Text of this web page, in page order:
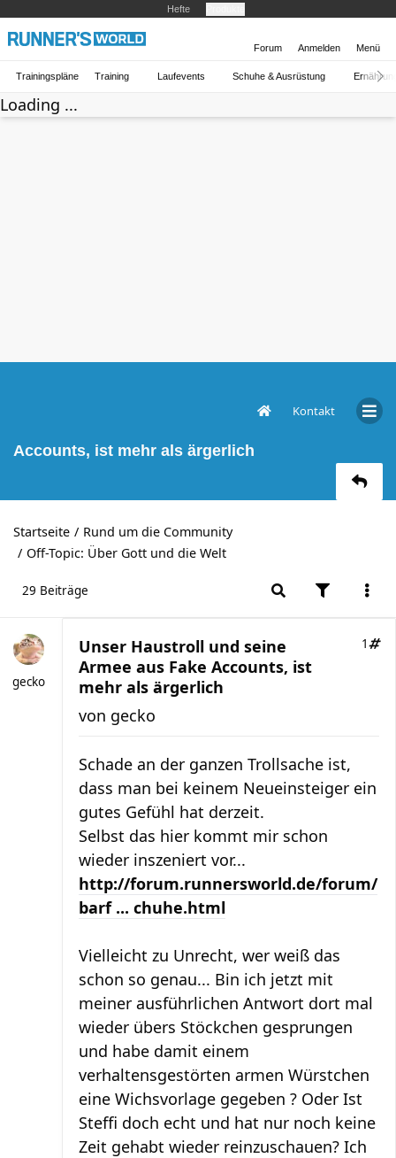
Hefte
Forum Anmelden Menü
Trainingspläne Training Laufevents Schuhe & Ausrüstung
Loading ...
Kontakt
Accounts, ist mehr als ärgerlich
Startseite
Rund um die Community
Off-Topic: Über Gott und die Welt
29 Beiträge
gecko
Unser Haustroll und seine
Armee aus Fake Accounts, ist
mehr als ärgerlich
1
von gecko
Schade an der ganzen Trollsache ist,
dass man bei keinem Neueinsteiger ein
gutes Gefühl hat derzeit.
Selbst das hier kommt mir schon
wieder inszeniert vor...
http://forum.runnersworld.de/forum/
barf ... chuhe.html
Vielleicht zu Unrecht, wer weiß das
schon so genau... Bin ich jetzt mit
meiner ausführlichen Antwort dort mal
wieder übers Stöckchen gesprungen
und habe damit einem
verhaltensgestörten armen Würstchen
eine Wichsvorlage gegeben ? Oder Ist
Steffi doch echt und hat nur noch keine
Zeit gehabt wieder reinzuschauen? Ich